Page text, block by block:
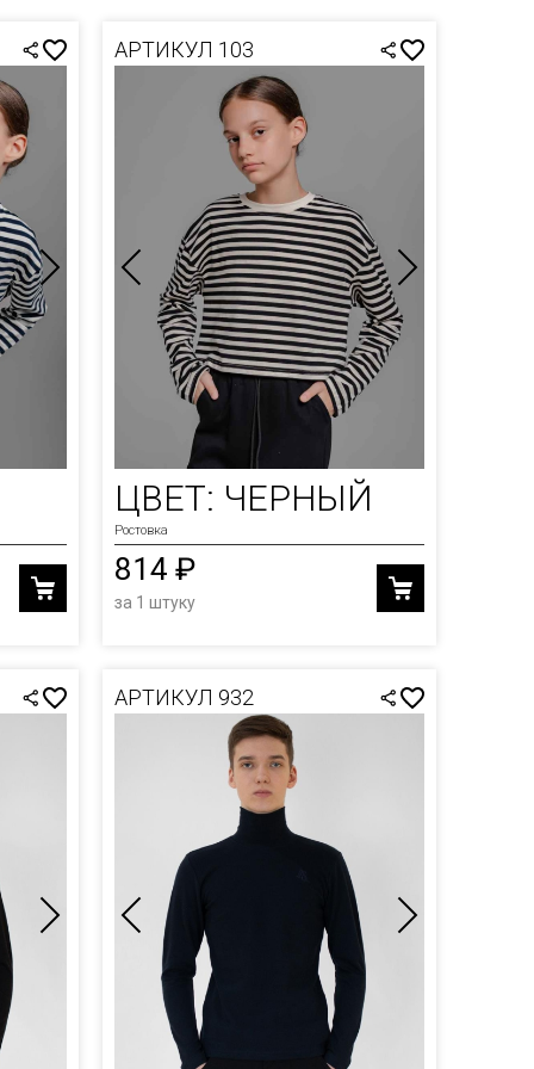
АРТИКУЛ 103
ЦВЕТ: ЧЕРНЫЙ
Ростовка
814 ₽
за 1 штуку
АРТИКУЛ 932